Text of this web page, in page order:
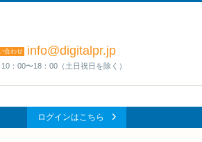
合わせ info@digitalpr.jp
：00〜18：00（土日祝日を除く）
ログインはこちら